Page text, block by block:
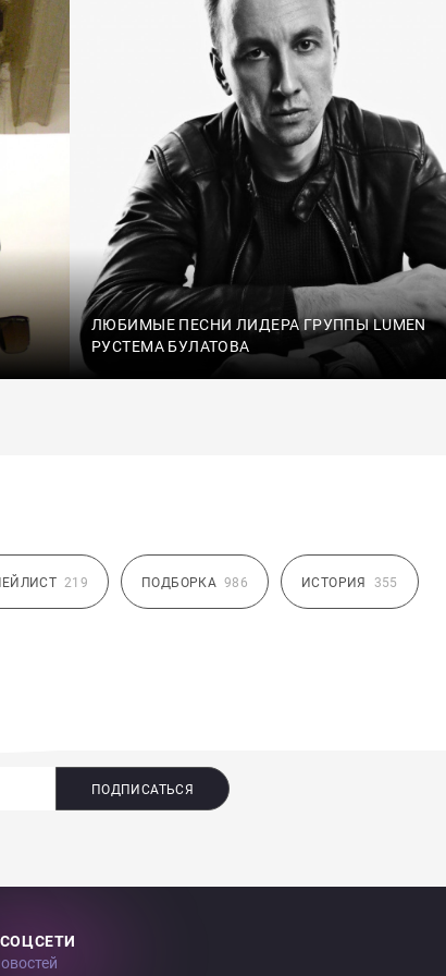
ЛЮБИМЫЕ ПЕСНИ ЛИДЕРА ГРУППЫ LUMEN
РУСТЕМА БУЛАТОВА
219 ПОДБОРКА 986 ИСТОРИЯ 355
ПОДПИСАТЬСЯ